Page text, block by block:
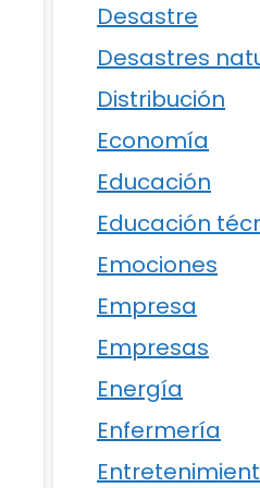
Desastre
Desastres
Distribución
Economía
Educación
Educación
Emociones
Empresa
Empresas
Energía
Enfermería